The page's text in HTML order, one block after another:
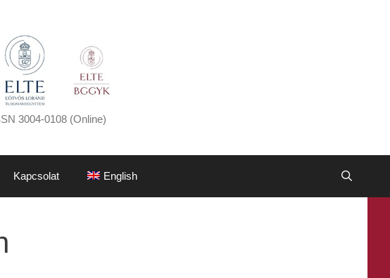
3004-0108 (Online)
Kapcsolat English